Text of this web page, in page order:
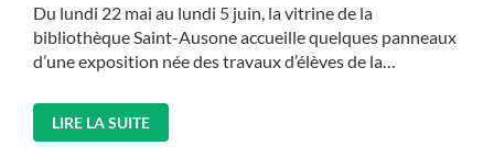
Du lundi 22 mai au lundi 5 juin, la vitrine de la
bibliothèque Saint-Ausone accueille quelques panneaux
d’une exposition née des travaux d’élèves de la…
LIRE LA SUITE